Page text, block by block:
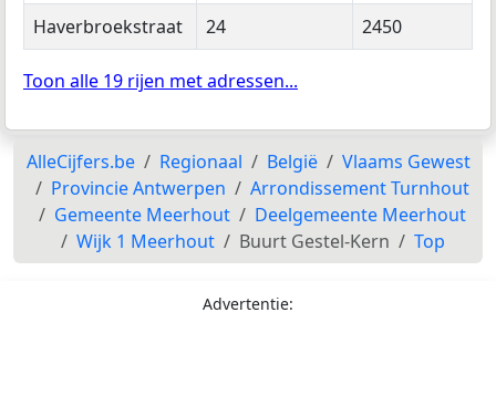
Haverbroekstraat
24 2450
Toon alle 19 rijen met adressen...
AlleCijfers.be Regionaal België
Vlaams Gewest
Provincie Antwerpen
Arrondissement Turnhout
Gemeente Meerhout
Deelgemeente Meerhout
Wijk 1 Meerhout
Buurt Gestel-Kern Top
Advertentie: